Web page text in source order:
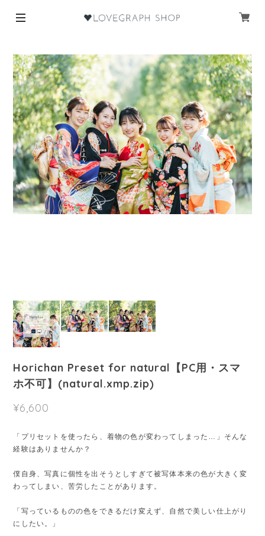
Horichan Preset for natural【PC用・スマ
ホ不可】(natural.xmp.zip)
¥6,600
「プリセットを使ったら、着物の色が変わってしまった…」そんな
経験はありませんか？
僕自身、写真に個性を出そうとしすぎて被写体本来の色が大きく変
わってしまい、苦労したことがあります。
「写っているものの色をできるだけ変えず、自然で美しい仕上がり
にしたい。」